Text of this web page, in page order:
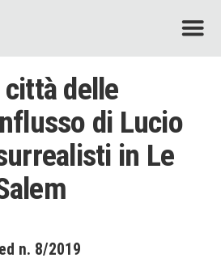
città delle
di Lucio
in Le
n. 8/2019